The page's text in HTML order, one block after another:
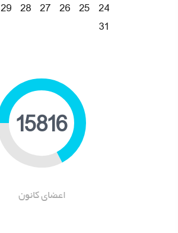
29 28 27 26 25 24
31
19673
اعضای کانون